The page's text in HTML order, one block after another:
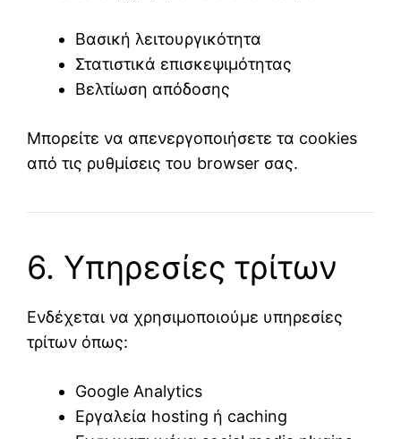
Βασική λειτουργικότητα
Στατιστικά επισκεψιμότητας
Βελτίωση απόδοσης
Μπορείτε να απενεργοποιήσετε τα cookies
από τις ρυθμίσεις του browser σας.
6. Υπηρεσίες τρίτων
Ενδέχεται να χρησιμοποιούμε υπηρεσίες
τρίτων όπως:
Google Analytics
Εργαλεία hosting ή caching